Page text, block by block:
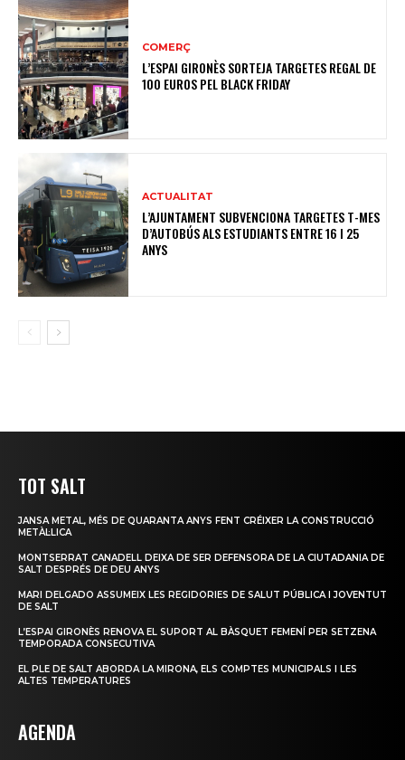
COMERÇ
L’ESPAI GIRONÈS SORTEJA TARGETES REGAL DE
100 EUROS PEL BLACK FRIDAY
ACTUALITAT
L’AJUNTAMENT SUBVENCIONA TARGETES T-MES
D’AUTOBÚS ALS ESTUDIANTS ENTRE 16 I 25
ANYS
TOT SALT
JANSA METAL, MÉS DE QUARANTA ANYS FENT CRÉIXER LA CONSTRUCCIÓ
METÀL·LICA
MONTSERRAT CANADELL DEIXA DE SER DEFENSORA DE LA CIUTADANIA DE
SALT DESPRÉS DE DEU ANYS
MARI DELGADO ASSUMEIX LES REGIDORIES DE SALUT PÚBLICA I JOVENTUT
DE SALT
L’ESPAI GIRONÈS RENOVA EL SUPORT AL BÀSQUET FEMENÍ PER SETZENA
TEMPORADA CONSECUTIVA
EL PLE DE SALT ABORDA LA MIRONA, ELS COMPTES MUNICIPALS I LES
ALTES TEMPERATURES
AGENDA